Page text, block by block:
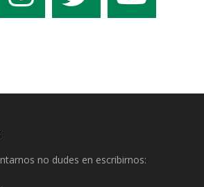
no dudes en escribirnos: